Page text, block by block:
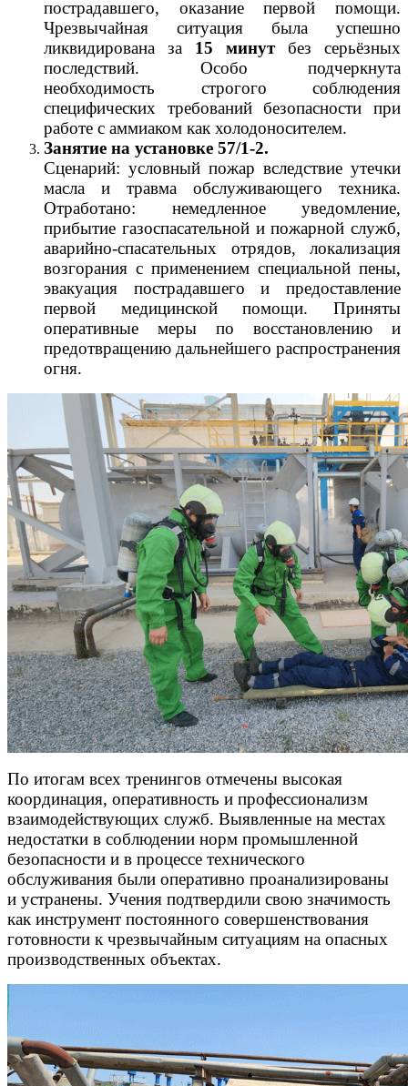
пострадавшего, оказание первой помощи.
Чрезвычайная ситуация была успешно
ликвидирована за 15 минутбез серьёзных
последствий. Особо подчеркнута
необходимость строгого соблюдения
специфических требований безопасности при
работе с аммиаком как холодоносителем.
Занятие на установке 57/1-2.
Сценарий: условный пожар вследствие утечки
масла и травма обслуживающего техника.
Отработано: немедленное уведомление,
прибытие газоспасательной и пожарной служб,
аварийно-спасательных отрядов, локализация
возгорания с применением специальной пены,
эвакуация пострадавшего и предоставление
первой медицинской помощи. Приняты
оперативные меры по восстановлению и
предотвращению дальнейшего распространения
огня.
По итогам всех тренингов отмечены высокая
координация, оперативность и профессионализм
взаимодействующих служб. Выявленные на местах
недостатки в соблюдении норм промышленной
безопасности и в процессе технического
обслуживания были оперативно проанализированы
и устранены. Учения подтвердили свою значимость
как инструмент постоянного совершенствования
готовности к чрезвычайным ситуациям на опасных
производственных объектах.